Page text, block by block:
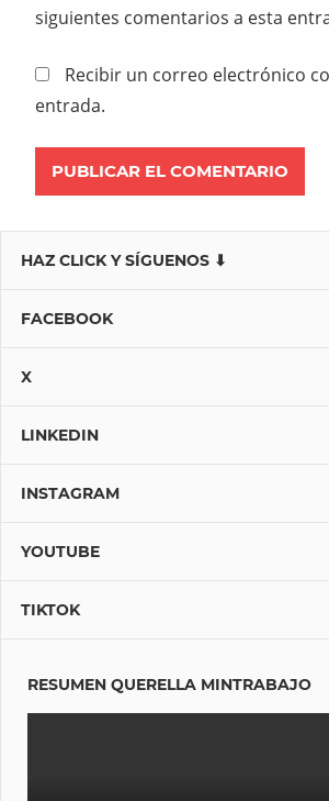
siguientes comentarios a esta
Recibir un correo electrónico
entrada.
HAZ CLICK Y SÍGUENOS ⬇
FACEBOOK
X
LINKEDIN
INSTAGRAM
YOUTUBE
TIKTOK
RESUMEN QUERELLA MINTRABAJO